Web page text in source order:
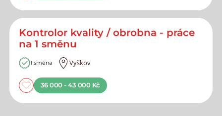
Kontrolor kvality / obrobna - práce
na 1 směnu
1 směna Vyškov
36 000 - 43 000 Kč